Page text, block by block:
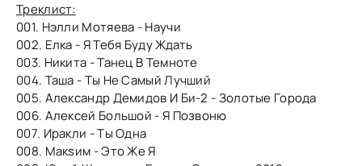
Треклист:
001. Нэлли Мотяева - Научи
002. Елка - Я Тебя Буду Ждать
003. Никита - Танец В Темноте
004. Таша - Ты Не Самый Лучший
005. Александр Демидов И Би-2 - Золотые Города
006. Алексей Большой - Я Позвоню
007. Иракли - Ты Одна
008. Макsим - Это Же Я